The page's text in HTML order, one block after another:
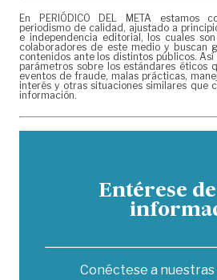
En PERIÓDICO DEL META estamos
periodismo de calidad, ajustado a
e independencia editorial, los cuales
colaboradores de este medio y buscan
contenidos ante los distintos públicos.
parámetros sobre los estándares éticos
eventos de fraude, malas prácticas,
interés y otras situaciones similares que
información.
Entérese
Conéctese a